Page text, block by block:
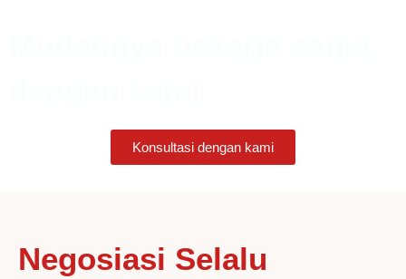
Konsultasi dengan kami
Negosiasi Selalu